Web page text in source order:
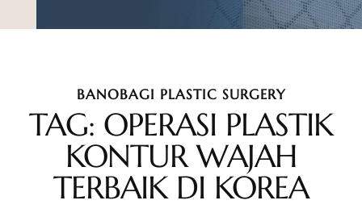
BANOBAGI PLASTIC SURGERY
TAG: OPERASI PLASTIK
KONTUR WAJAH
TERBAIK DI KOREA